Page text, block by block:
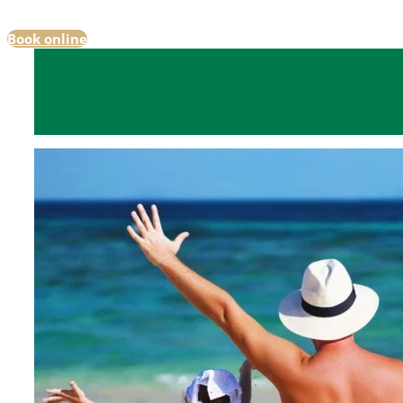
Book online